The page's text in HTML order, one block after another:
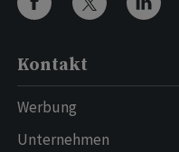
Kontakt
Werbung
Unternehmen